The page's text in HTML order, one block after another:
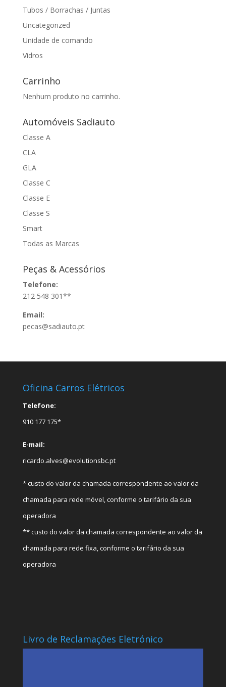
Tubos / Borrachas / Juntas
Uncategorized
Unidade de comando
Vidros
Carrinho
Nenhum produto no carrinho.
Automóveis Sadiauto
Classe A
CLA
GLA
Classe C
Classe E
Classe S
Smart
Todas as Marcas
Peças & Acessórios
Telefone:
212 548 301**
Email:
pecas@sadiauto.pt
Oficina Carros Elétricos
Telefone:
910 177 175*
E-mail:
ricardo.alves@evolutionsbc.pt
* custo do valor da chamada correspondente ao valor da
chamada para rede móvel, conforme o tarifário da sua
operadora
** custo do valor da chamada correspondente ao valor da
chamada para rede fixa, conforme o tarifário da sua
operadora
Livro de Reclamações Eletrónico